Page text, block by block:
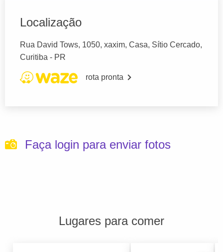
Localização
Rua David Tows, 1050, xaxim, Casa, Sítio Cercado,
Curitiba - PR
rota pronta
Faça login para enviar fotos
Lugares para comer